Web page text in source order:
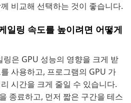
비교해 선택하는 것이 좋습니다.
일링 속도를 높이려면 어떻게
은 GPU 성능의 영향을 크게 받
사용하고, 프로그램의 GPU 가
시간을 크게 줄일 수 있습니다.
종료하고, 먼저 짧은 구간을 테스